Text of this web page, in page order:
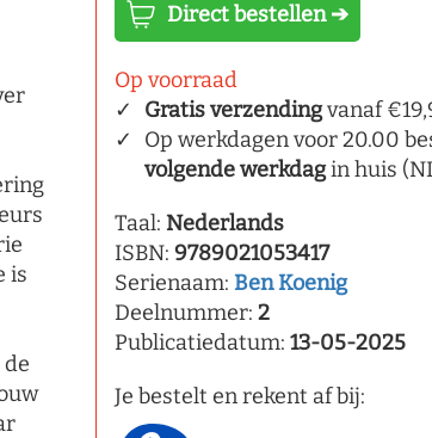
is
Direct bestellen ➔
Op voorraad
Gratis verzendingvanaf
Op werkdagen voor 20.00
volgende werkdagin huis
Taal: Nederlands
ISBN: 9789021053417
Serienaam: Ben Koenig
Deelnummer: 2
Publicatiedatum: 13-05-2025
Je bestelt en rekent af bij: